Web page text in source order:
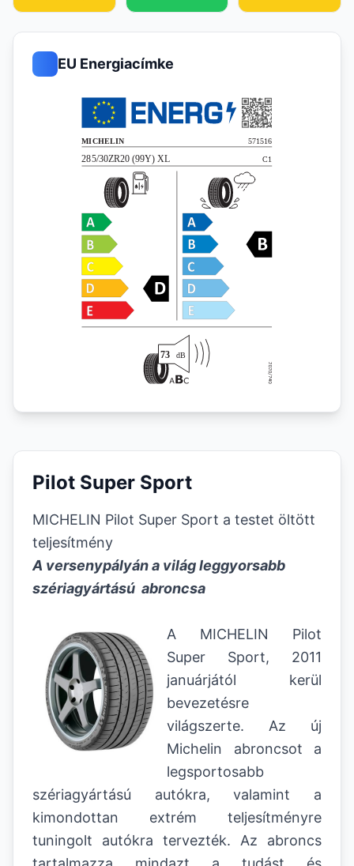
EU Energiacímke
Pilot Super Sport
MICHELIN Pilot Super Sport a testet öltött
teljesítmény
A versenypályán a világ leggyorsabb
szériagyártású abroncsa
A MICHELIN Pilot
Super Sport, 2011
januárjától kerül
bevezetésre
világszerte. Az új
Michelin abroncsot a
legsportosabb
szériagyártású autókra, valamint a
kimondottan extrém teljesítményre
tuningolt autókra tervezték. Az abroncs